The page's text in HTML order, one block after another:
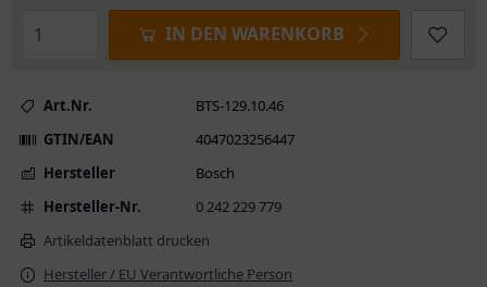
IN DEN WARENKORB
Art.Nr.
BTS-129.10.46
GTIN/EAN
4047023256447
Hersteller
Bosch
Hersteller-Nr.
0 242 229 779
Artikeldatenblatt drucken
Hersteller / EU Verantwortliche Person